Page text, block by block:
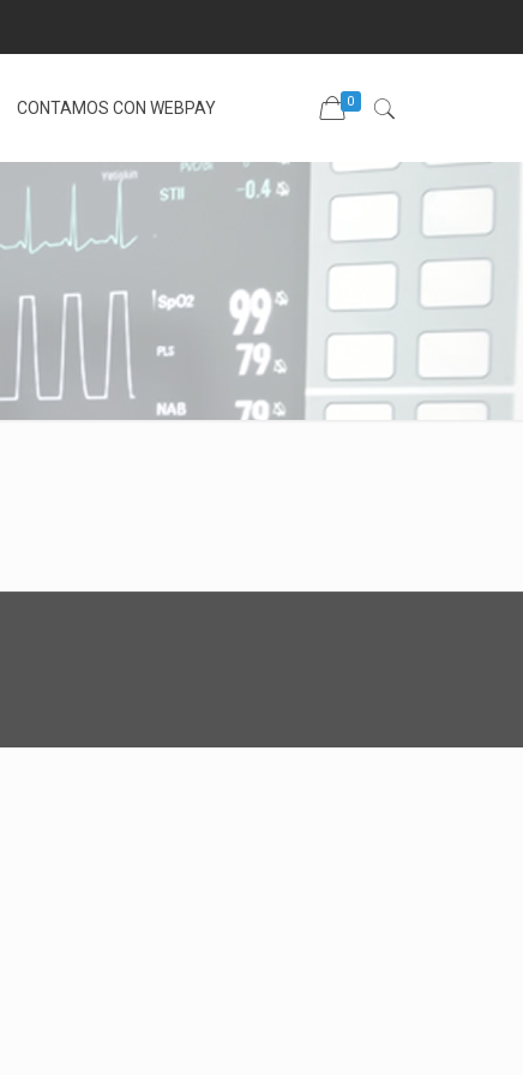
CONTAMOS CON WEBPAY 0